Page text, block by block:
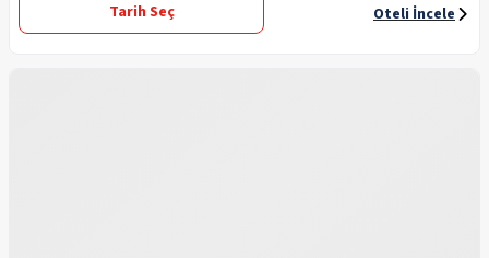
Tarih Seç
Oteli İncele